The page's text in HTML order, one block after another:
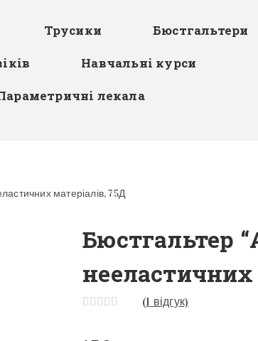
Трусики
Бюстгальтери
Навчальні курси
лекала
матеріалів, 75Д
Бюстгальтер
нееластичних
(1 відгук)